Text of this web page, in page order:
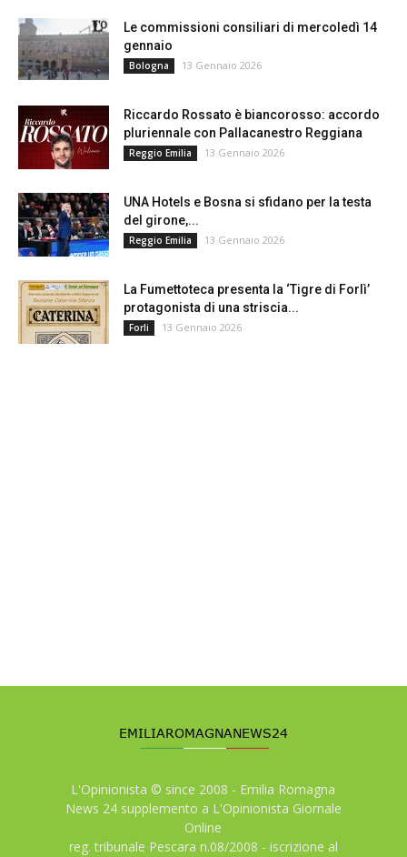
Le commissioni consiliari di mercoledì 14
gennaio
Bologna 13 Gennaio 2026
Riccardo Rossato è biancorosso: accordo
pluriennale con Pallacanestro Reggiana
Reggio Emilia 13 Gennaio 2026
UNA Hotels e Bosna si sfidano per la testa
del girone,...
Reggio Emilia 13 Gennaio 2026
La Fumettoteca presenta la ‘Tigre di Forlì’
protagonista di una striscia...
Forli 13 Gennaio 2026
L'Opinionista © since 2008 - Emilia Romagna
News 24 supplemento a L'Opinionista Giornale
Online
reg. tribunale Pescara n.08/2008 - iscrizione al